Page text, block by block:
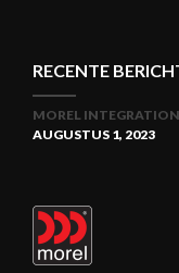
RECENTE
MOREL
AUGUSTUS 1, 2023